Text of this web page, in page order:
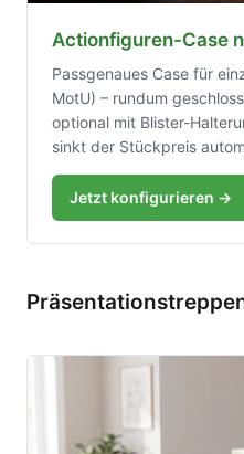
Actionfiguren-Case
Passgenaues Case für
MotU) – rundum
optional mit Blister-
sinkt der Stückpreis
Jetzt konfigurieren →